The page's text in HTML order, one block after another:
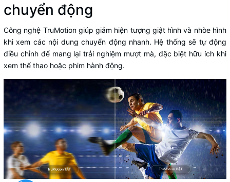
chuyển động
Công nghệ TruMotion giúp giảm hiện tượng giật hình và nhòe hình
khi xem các nội dung chuyển động nhanh. Hệ thống sẽ tự động
điều chỉnh để mang lại trải nghiệm mượt mà, đặc biệt hữu ích khi
xem thể thao hoặc phim hành động.